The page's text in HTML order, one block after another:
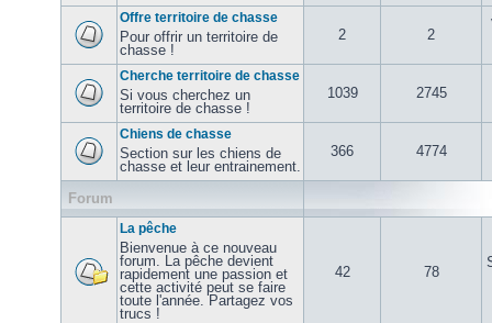
Offre territoire de chasse
Pour offrir un territoire de
chasse !
2 2
Cherche territoire de chasse
Si vous cherchez un
territoire de chasse !
1039 2745
Chiens de chasse
Section sur les chiens de
chasse et leur entrainement.
366 4774
Forum
La pêche
Bienvenue à ce nouveau
forum. La pêche devient
rapidement une passion et
cette activité peut se faire
toute l'année. Partagez vos
trucs !
42 78